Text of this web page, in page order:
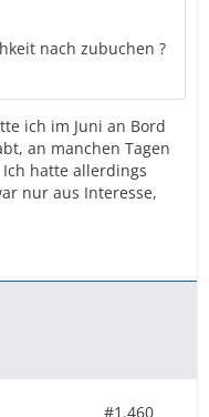
nach zubuchen ?
ich im Juni an Bord
an manchen Tagen
hatte allerdings
nur aus Interesse,
#1.460